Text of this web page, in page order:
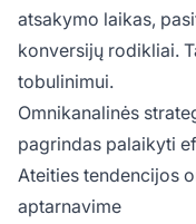
atsakymo laikas,
konversijų rodikliai.
tobulinimui.
Omnikanalinės
pagrindas palaikyti
Ateities tendencijos
aptarnavime